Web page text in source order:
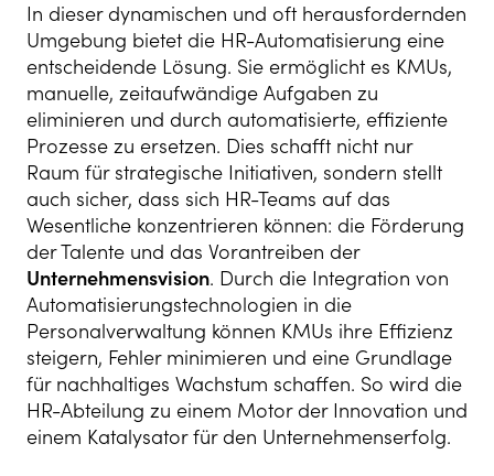
In dieser dynamischen und oft herausfordernden
Umgebung bietet die HR-Automatisierung eine
entscheidende Lösung. Sie ermöglicht es KMUs,
manuelle, zeitaufwändige Aufgaben zu
eliminieren und durch automatisierte, effiziente
Prozesse zu ersetzen. Dies schafft nicht nur
Raum für strategische Initiativen, sondern stellt
auch sicher, dass sich HR-Teams auf das
Wesentliche konzentrieren können: die Förderung
der Talente und das Vorantreiben der
Unternehmensvision. Durch die Integration von
Automatisierungstechnologien in die
Personalverwaltung können KMUs ihre Effizienz
steigern, Fehler minimieren und eine Grundlage
für nachhaltiges Wachstum schaffen. So wird die
HR-Abteilung zu einem Motor der Innovation und
einem Katalysator für den Unternehmenserfolg.